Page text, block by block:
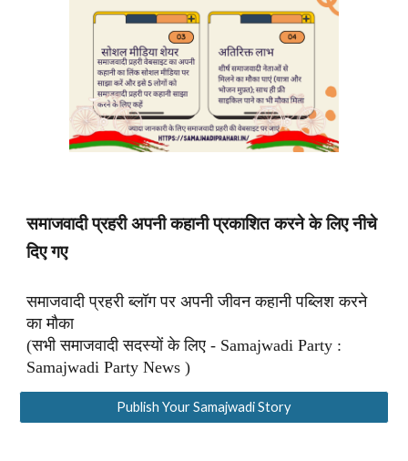
समाजवादी प्रहरी अपनी कहानी प्रकाशित करने के लिए नीचे
दिए गए
समाजवादी प्रहरी ब्लॉग पर अपनी जीवन कहानी पब्लिश करने
का मौका
(सभी समाजवादी सदस्यों के लिए - Samajwadi Party :
Samajwadi Party News )
Publish Your Samajwadi Story